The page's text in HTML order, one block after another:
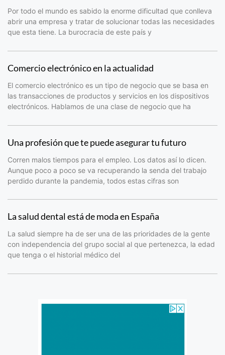
Por todo el mundo es sabido la enorme dificultad que conlleva
abrir una empresa y tratar de solucionar todas las necesidades
que esta tiene. La burocracia de este país y
Comercio electrónico en la actualidad
El comercio electrónico es un tipo de negocio que se basa en
las transacciones de productos y servicios en los dispositivos
electrónicos. Hablamos de una clase de negocio que ha
Una profesión que te puede asegurar tu futuro
Corren malos tiempos para el empleo. Los datos así lo dicen.
Aunque poco a poco se va recuperando la senda del trabajo
perdido durante la pandemia, todos estas cifras son
La salud dental está de moda en España
La salud siempre ha de ser una de las prioridades de la gente
con independencia del grupo social al que pertenezca, la edad
que tenga o el historial médico del